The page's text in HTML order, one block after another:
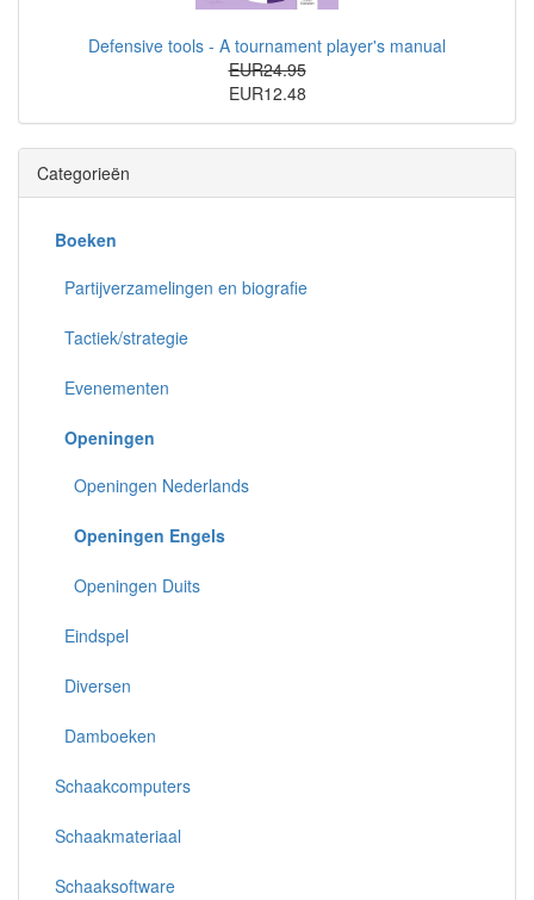
Defensive tools - A tournament player's manual
EUR24.95
EUR12.48
Categorieën
Boeken
Partijverzamelingen en biografie
Tactiek/strategie
Evenementen
Openingen
Openingen Nederlands
Openingen Engels
Openingen Duits
Eindspel
Diversen
Damboeken
Schaakcomputers
Schaakmateriaal
Schaaksoftware